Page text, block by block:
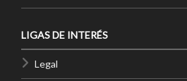
LIGAS DE INTERÉS
Legal